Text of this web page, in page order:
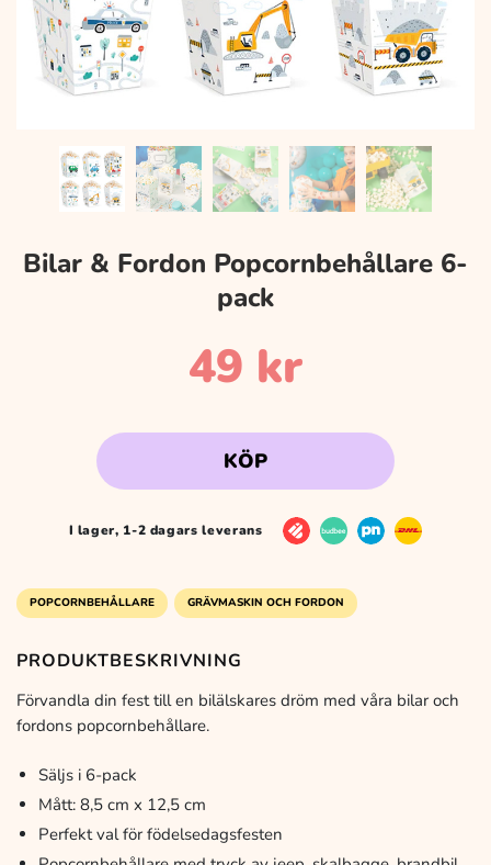
Bilar & Fordon Popcornbehållare 6-
pack
49 kr
KÖP
I lager, 1-2 dagars leverans
POPCORNBEHÅLLARE GRÄVMASKIN OCH FORDON
PRODUKTBESKRIVNING
Förvandla din fest till en bilälskares dröm med våra bilar och
fordons popcornbehållare.
Säljs i 6-pack
Mått: 8,5 cm x 12,5 cm
Perfekt val för födelsedagsfesten